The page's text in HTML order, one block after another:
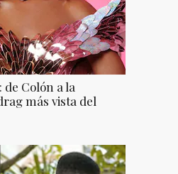
Colón a la
más vista del